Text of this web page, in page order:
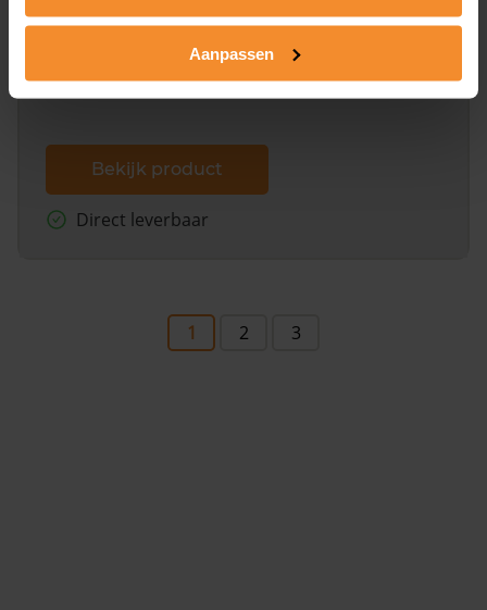
Aanpassen
Een uitgebreid overzicht van het perceel en
dit inclusief de luchtfoto!
Bekijk product
Direct leverbaar
1 2 3